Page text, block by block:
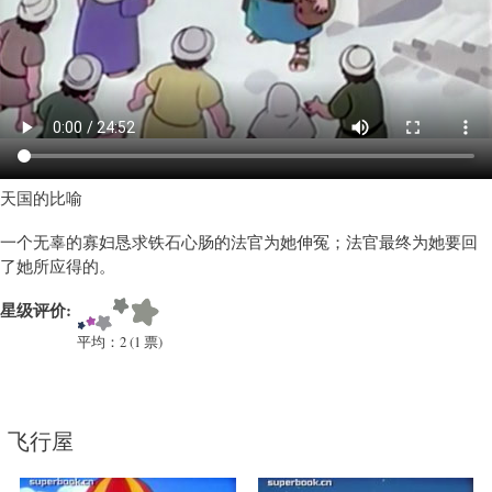
育
类
卡
通)
天国的比喻
一个无辜的寡妇恳求铁石心肠的法官为她伸冤；法官最终为她要回
了她所应得的。
星级评价:
平均： 2(1 票)
飞行屋